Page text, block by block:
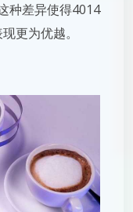
种差异使得4014
更为优越。